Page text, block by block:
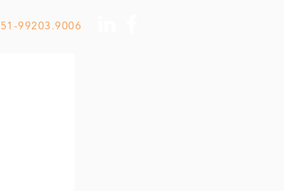
51-99203.9006